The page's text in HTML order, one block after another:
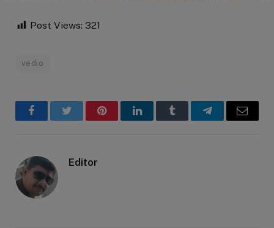
Post Views: 321
vedio
FacebookTwitter PinterestLinkedInTumblr TelegramEmail
Editor